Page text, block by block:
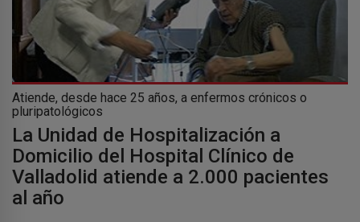
Atiende, desde hace 25 años, a enfermos crónicos o
pluripatológicos
La Unidad de Hospitalización a
Domicilio del Hospital Clínico de
Valladolid atiende a 2.000 pacientes
al año